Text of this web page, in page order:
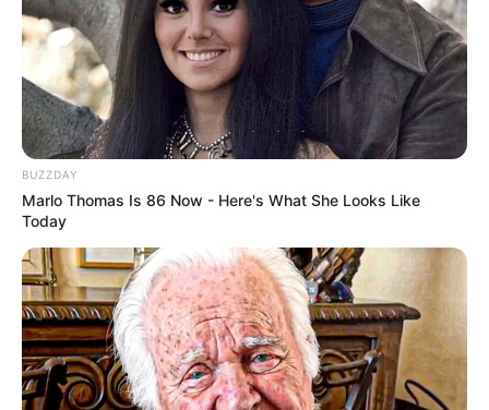
BUZZDAY
Marlo Thomas Is 86 Now - Here's What She Looks Like
Today